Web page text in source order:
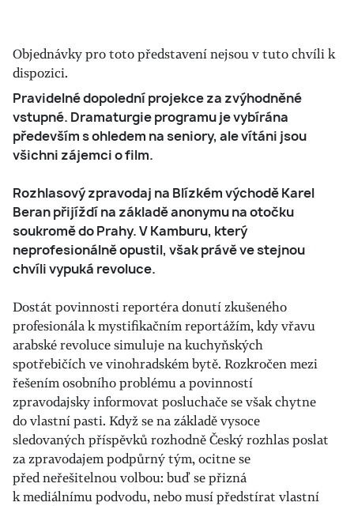
Objednávky pro toto představení nejsou v tuto chvíli k
dispozici.
Pravidelné dopolední projekce za zvýhodněné
vstupné. Dramaturgie programu je vybírána
především s ohledem na seniory, ale vítáni jsou
všichni zájemci o film.
Rozhlasový zpravodaj na Blízkém východě Karel
Beran přijíždí na základě anonymu na otočku
soukromě do Prahy. V Kamburu, který
neprofesionálně opustil, však právě ve stejnou
chvíli vypuká revoluce.
Dostát povinnosti reportéra donutí zkušeného
profesionála k mystifikačním reportážím, kdy vřavu
arabské revoluce simuluje na kuchyňských
spotřebičích ve vinohradském bytě. Rozkročen mezi
řešením osobního problému a povinností
zpravodajsky informovat posluchače se však chytne
do vlastní pasti. Když se na základě vysoce
sledovaných příspěvků rozhodně Český rozhlas poslat
za zpravodajem podpůrný tým, ocitne se
před neřešitelnou volbou: buď se přizná
k mediálnímu podvodu, nebo musí předstírat vlastní